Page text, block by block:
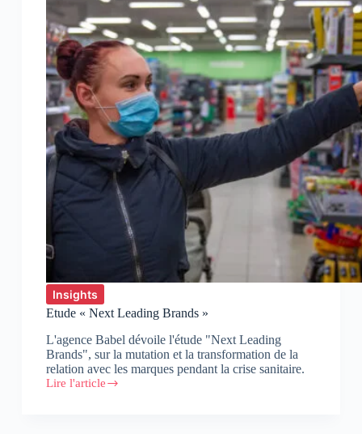
Insights
Etude « Next Leading Brands »
L'agence Babel dévoile l'étude "Next Leading
Brands", sur la mutation et la transformation de la
relation avec les marques pendant la crise sanitaire.
Lire l'article
Etude